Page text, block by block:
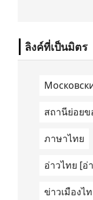
ลิงค์ที่เป็นมิตร
สถานีย่อย
ภาษาไทย
อ่าวไทย [อ่
ข่าวเมืองไ